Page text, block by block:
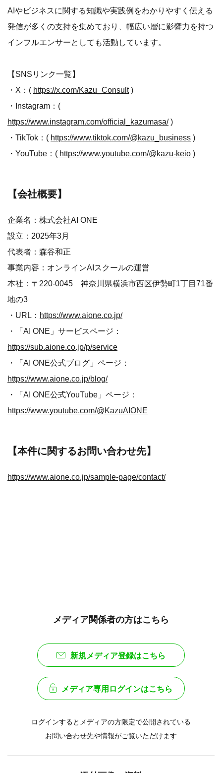
AIやビジネスに関する知識や実践例をわかりやすく伝える
発信が多くの支持を集めており、幅広い層に影響力を持つ
インフルエンサーとしても活動しています。
【SNSリンク一覧】
・X：( https://x.com/Kazu_Consult )
・Instagram：(
https://www.instagram.com/official_kazumasa/ )
・TikTok：( https://www.tiktok.com/@kazu_business )
・YouTube：( https://www.youtube.com/@kazu-keio )
【会社概要】
企業名：株式会社AI ONE
設立：2025年3月
代表者：森谷和正
事業内容：オンラインAIスクールの運営
本社：〒220-0045 神奈川県横浜市西区伊勢町1丁目71番
地の3
・URL： https://www.aione.co.jp/
・「AI ONE」サービスページ：
https://sub.aione.co.jp/p/service
・「AI ONE公式ブログ」ページ：
https://www.aione.co.jp/blog/
・「AI ONE公式YouTube」ページ：
https://www.youtube.com/@KazuAIONE
【本件に関するお問い合わせ先】
https://www.aione.co.jp/sample-page/contact/
メディア関係者の方はこちら
新規メディア登録はこちら
メディア専用ログインはこちら
ログインするとメディアの方限定で公開されている
お問い合わせ先や情報がご覧いただけます